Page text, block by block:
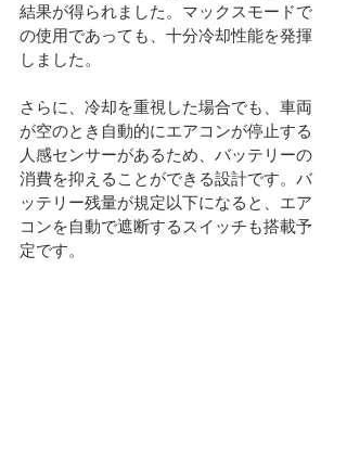
結果が得られました。マックスモードで
の使用であっても、十分冷却性能を発揮
しました。
さらに、冷却を重視した場合でも、車両
が空のとき自動的にエアコンが停止する
人感センサーがあるため、バッテリーの
消費を抑えることができる設計です。バ
ッテリー残量が規定以下になると、エア
コンを自動で遮断するスイッチも搭載予
定です。